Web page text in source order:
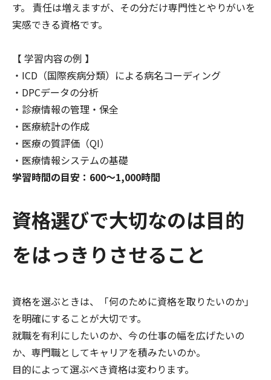
す。 責任は増えますが、その分だけ専門性とやりがいを
実感できる資格です。
【 学習内容の例 】
・ICD（国際疾病分類）による病名コーディング
・DPCデータの分析
・診療情報の管理・保全
・医療統計の作成
・医療の質評価（QI）
・医療情報システムの基礎
学習時間の目安：600〜1,000時間
資格選びで大切なのは目的
をはっきりさせること
資格を選ぶときは、「何のために資格を取りたいのか」
を明確にすることが大切です。
就職を有利にしたいのか、今の仕事の幅を広げたいの
か、専門職としてキャリアを積みたいのか。
目的によって選ぶべき資格は変わります。